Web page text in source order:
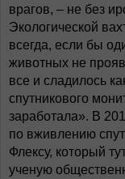
врагов, – не без
Экологической
всегда, если бы
животных не
все и сладилось
спутникового
заработала». В
по вживлению
Флексу, который
ученую